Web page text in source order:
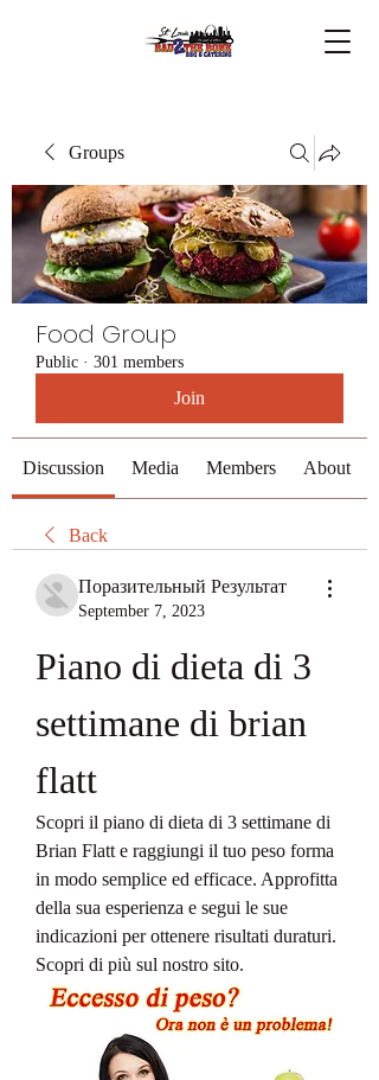
Groups
Food Group
Public · 301 members
Join
Discussion Media Members About
Back
Поразительный Результат
September 7, 2023
Piano di dieta di 3
settimane di brian
flatt
Scopri il piano di dieta di 3 settimane di
Brian Flatt e raggiungi il tuo peso forma
in modo semplice ed efficace. Approfitta
della sua esperienza e segui le sue
indicazioni per ottenere risultati duraturi.
Scopri di più sul nostro sito.